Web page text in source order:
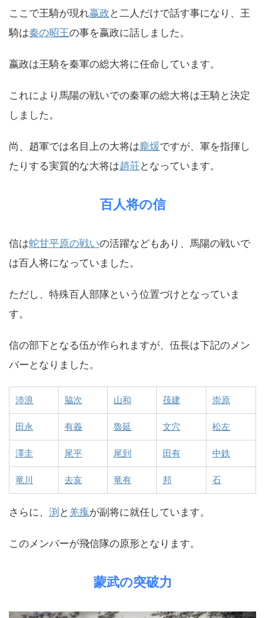
ここで王騎が現れ嬴政 と二人だけで話す事になり、王
騎は秦の昭王の事を嬴政に話しました。
嬴政は王騎を秦軍の総大将に任命しています。
これにより馬陽の戦いでの秦軍の総大将は王騎と決定
しました。
尚、趙軍では名目上の大将は龐煖ですが、軍を指揮し
たりする実質的な大将は趙荘となっています。
百人将の信
信は蛇甘平原の戦いの活躍などもあり、馬陽の戦いで
は百人将になっていました。
ただし、特殊百人部隊という位置づけとなっていま
す。
信の部下となる伍が作られますが、伍長は下記のメン
バーとなりました。
沛浪 脇次 山和 茷建 崇原
田永 有義 魯延 文穴 松左
澤圭 尾平 尾到 田有 中鉄
竜川 去亥 竜有 邦 石
さらに、 渕 と 羌瘣が副将に就任しています。
このメンバーが飛信隊の原形となります。
蒙武の突破力